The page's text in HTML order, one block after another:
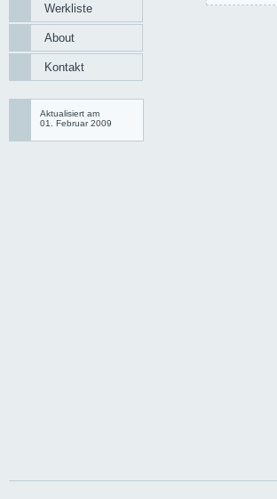
Werkliste
About
Kontakt
Aktualisiert am
01. Februar 2009